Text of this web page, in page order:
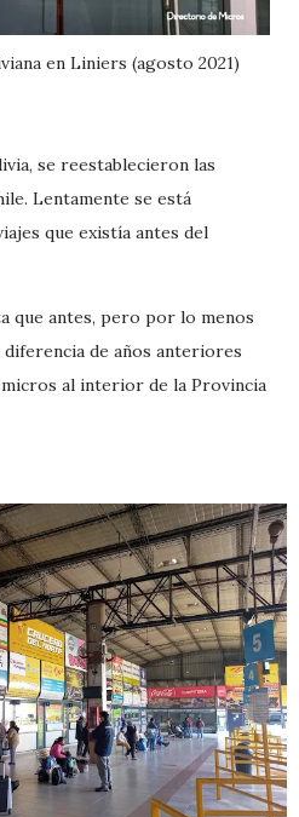
en Liniers (agosto 2021)
se reestablecieron las
Lentamente se está
que existía antes del
que antes, pero por lo menos
diferencia de años anteriores
al interior de la Provincia